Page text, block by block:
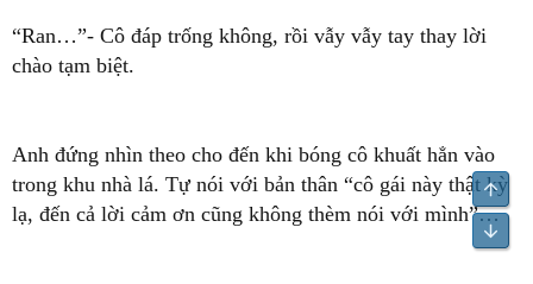
“Ran…”- Cô đáp trống không, rồi vẫy vẫy tay thay lời
chào tạm biệt.
Anh đứng nhìn theo cho đến khi bóng cô khuất hẳn vào
trong khu nhà lá. Tự nói với bản thân “cô gái này thật kỳ
lạ, đến cả lời cảm ơn cũng không thèm nói với mình”…
Top